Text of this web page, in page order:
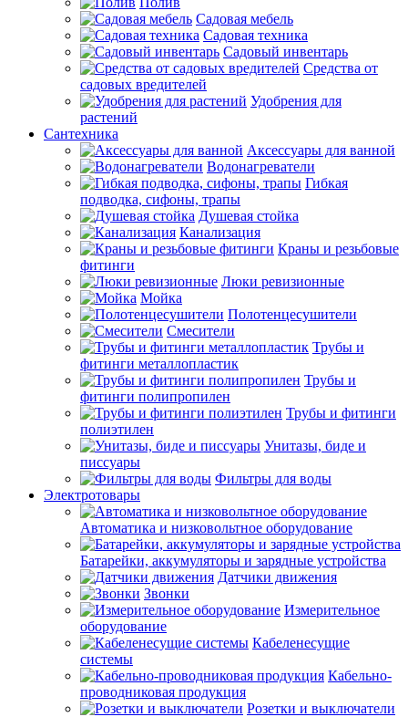
Садовая мебель
Садовая техника
Садовый инвентарь
Средства от
садовых вредителей
Удобрения для
растений
Сантехника
Аксессуары для ванной
Водонагреватели
Гибкая
подводка, сифоны, трапы
Душевая стойка
Канализация
Краны и резьбовые
фитинги
Люки ревизионные
Мойка
Полотенцесушители
Смесители
Трубы и
фитинги металлопластик
Трубы и
фитинги полипропилен
Трубы и фитинги
полиэтилен
Унитазы, биде и
писсуары
Фильтры для воды
Электротовары
Автоматика и низковольтное оборудование
Батарейки, аккумуляторы и зарядные устройства
Датчики движения
Звонки
Измерительное
оборудование
Кабеленесущие
системы
Кабельно-
проводниковая продукция
Розетки и выключатели